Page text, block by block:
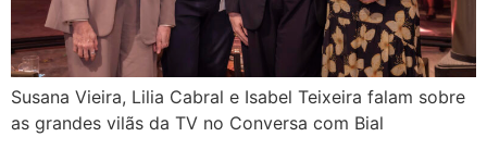
Susana Vieira, Lilia Cabral e Isabel Teixeira falam sobre
as grandes vilãs da TV no Conversa com Bial